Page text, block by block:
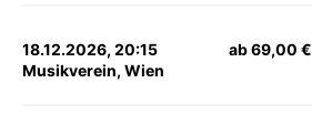
18.12.2026, 20:15
Musikverein, Wien
ab 69,00 €